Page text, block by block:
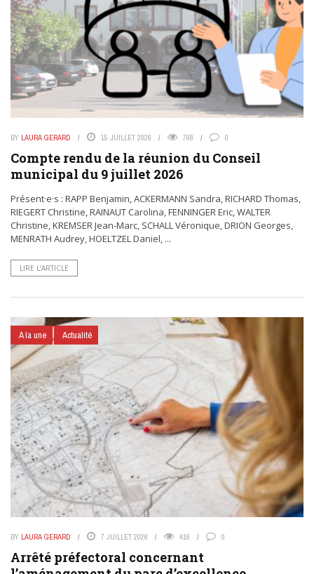
BY LAURA GERARD 15 JUILLET 2026 768 0
Compte rendu de la réunion du Conseil
municipal du 9 juillet 2026
Présent·e·s : RAPP Benjamin, ACKERMANN Sandra, RICHARD Thomas,
RIEGERT Christine, RAINAUT Carolina, FENNINGER Eric, WALTER
Christine, KREMSER Jean-Marc, SCHALL Véronique, DRION Georges,
MENRATH Audrey, HOELTZEL Daniel, ...
LIRE L’ARTICLE
A la une Actualité
BY LAURA GERARD 7 JUILLET 2026 416 0
Arrêté préfectoral concernant